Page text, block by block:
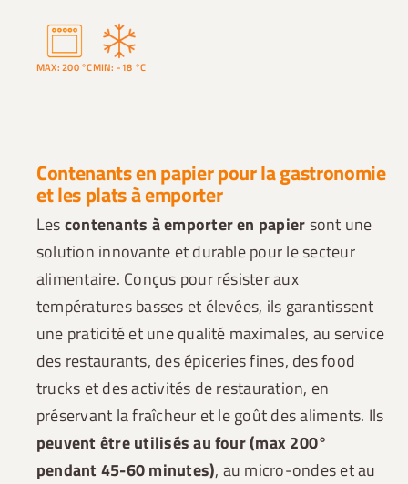
MAX: 200 °CMIN: -18 °C
Contenants en papier pour la gastronomie
et les plats à emporter
Lescontenants à emporter en papiersont une
solution innovante et durable pour le secteur
alimentaire. Conçus pour résister aux
températures basses et élevées, ils garantissent
une praticité et une qualité maximales, au service
des restaurants, des épiceries fines, des food
trucks et des activités de restauration, en
préservant la fraîcheur et le goût des aliments. Ils
peuvent être utilisés au four (max 200°
pendant 45-60 minutes), au micro-ondes et au